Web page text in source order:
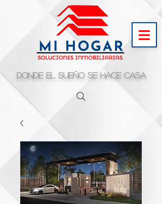
Donde el sueño se hace casa